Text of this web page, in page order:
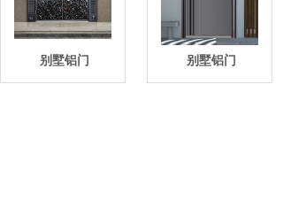
别墅铝门 别墅铝门